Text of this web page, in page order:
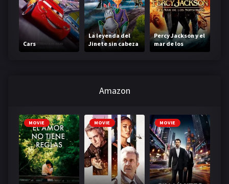
Cars
La leyenda del
Jinete sin cabeza
Percy Jackson y el
mar de los
monstruos
Amazon
MOVIE MOVIE MOVIE